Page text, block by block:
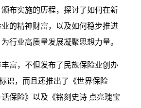
布实施的历程，探讨了如何在新
的精神财富，以及如何稳步推进
行业高质量发展凝聚思想力量。
富，不但发布了民族保险业创办
识，而且还推出了《世界保险
保险》以及《铭刻史诗 点亮瑰宝